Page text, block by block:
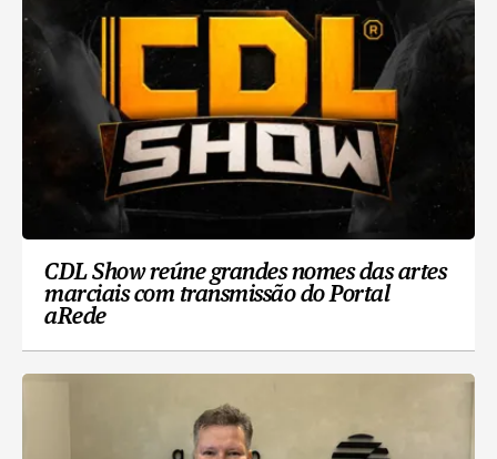
CDL Show reúne grandes nomes das artes
marciais com transmissão do Portal
aRede